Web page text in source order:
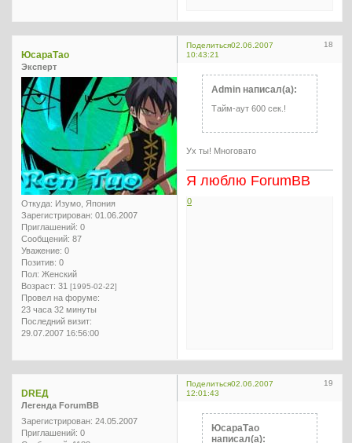
Поделиться 18
02.06.2007
10:43:21
ЮсараТао
Эксперт
Откуда: Изумо, Япония
Зарегистрирован: 01.06.2007
Приглашений: 0
Сообщений: 87
Уважение: 0
Позитив: 0
Пол: Женский
Возраст: 31 [1995-02-22]
Провел на форуме:
23 часа 32 минуты
Последний визит:
29.07.2007 16:56:00
Admin написал(а):
Тайм-аут 600 сек.!
Ух ты! Многовато
Я люблю ForumBB
0
Поделиться 19
02.06.2007
12:01:43
DREД
Легенда ForumBB
Зарегистрирован: 24.05.2007
Приглашений: 0
ЮсараТао
написал(а):